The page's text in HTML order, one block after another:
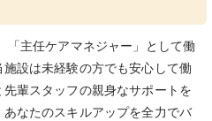
「主任ケアマネジャー」として働
設は未経験の方でも安心して働
輩スタッフの親身なサポートを
なたのスキルアップを全力でバ